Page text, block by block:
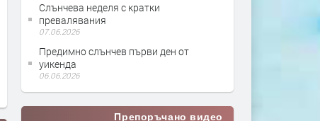
Слънчева неделя с кратки
превалявания
07.06.2026
Предимно слънчев първи ден от
уикенда
06.06.2026
Препоръчано видео